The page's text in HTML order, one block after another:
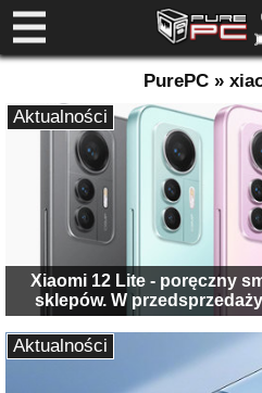
PurePC »
Xiaomi 12 Lite - poręczny
sklepów. W
Aktualności
Aktualności